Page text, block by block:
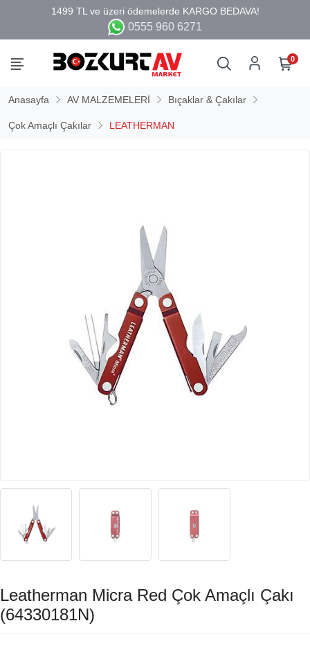
0555 960 6271
0
Anasayfa AV MALZEMELERİ Bıçaklar & Çakılar
Çok Amaçlı Çakılar LEATHERMAN
Leatherman Micra Red Çok Amaçlı Çakı
(64330181N)